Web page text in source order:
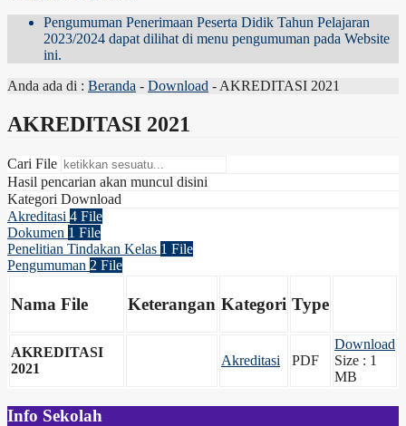
Pengumuman Penerimaan Peserta Didik Tahun Pelajaran
2023/2024 dapat dilihat di menu pengumuman pada Website
ini.
Anda ada di : Beranda - Download - AKREDITASI 2021
AKREDITASI 2021
Cari File
Hasil pencarian akan muncul disini
Kategori Download
Akreditasi 4 File
Dokumen 1 File
Penelitian Tindakan Kelas 1 File
Pengumuman 2 File
Nama File Keterangan Kategori Type
AKREDITASI
2021
Akreditasi PDF
Download
Size : 1
MB
Info Sekolah